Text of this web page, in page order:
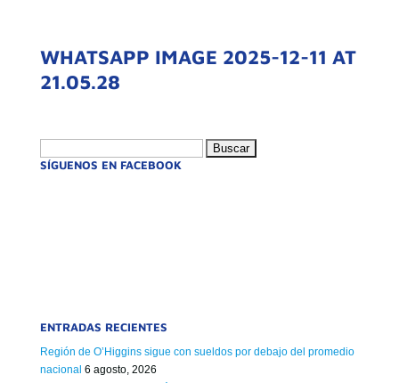
WHATSAPP IMAGE 2025-12-11 AT
21.05.28
SÍGUENOS EN FACEBOOK
ENTRADAS RECIENTES
Región de O’Higgins sigue con sueldos por debajo del promedio
nacional 6 agosto, 2026